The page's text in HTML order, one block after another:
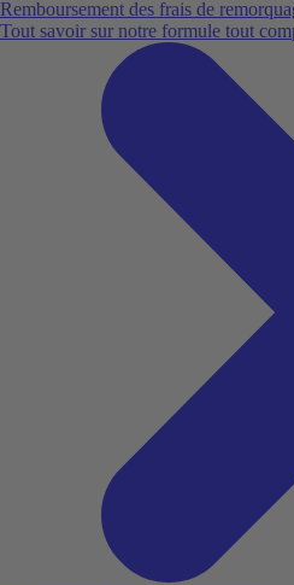
Remboursement des frais de
Tout savoir sur notre formule tout